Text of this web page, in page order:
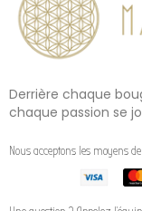
Derrière chaque
chaque passion se
Nous acceptons les moyens